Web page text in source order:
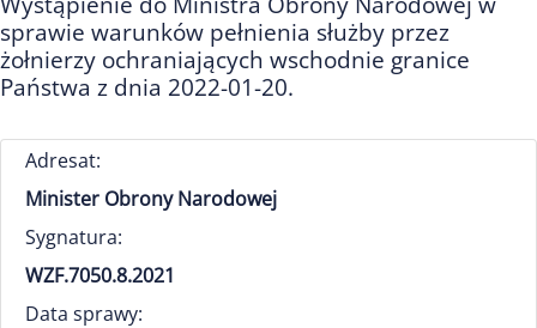
sprawie warunków pełnienia służby przez
żołnierzy ochraniających wschodnie granice
Państwa z dnia 2022-01-20.
Adresat:
Minister Obrony Narodowej
Sygnatura:
WZF.7050.8.2021
Data sprawy: